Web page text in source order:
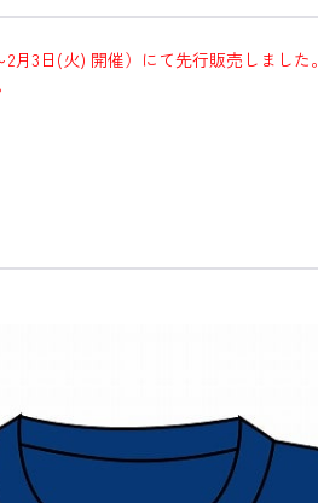
月3日(火) 開催）にて先行販売しました。